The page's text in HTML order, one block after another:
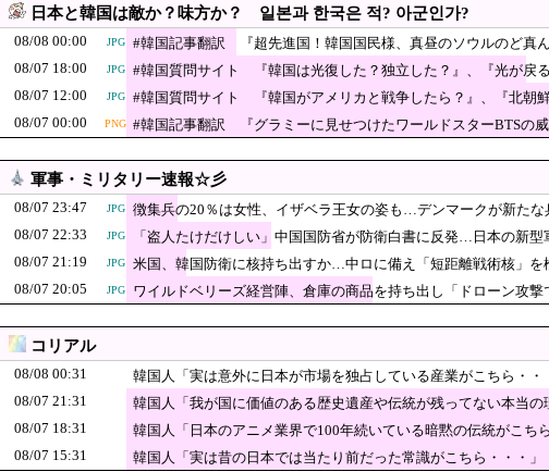
韓国人「日本のアニメ業界で100年続いている暗黙の伝統がこちら・・
JPG 経済大国の日本、世界に売るものがなさすぎて史上初めて韓国台湾に輸出額抜かされ
JPG
【悲報】今度はシャインマスカット約400房が果樹園か
う」
韓国人「韓国人の日本への好感度が最高記録を達成した理由」
化石賞だの御高説を宣っていたヨーロッパ、自分が猛
けてしまい……
PNG
【！】左派「広島平和式典で女子児童を警察が取り押さえて無理矢理
活動家では？」
PNG 【悲報】円安容認派「円安は輸出が伸びで日本経済ホクホク！」⇒ 世
JPG
韓国人「韓国サッカー協会の性接待問題のとんでもな
れ…（ﾌﾞﾙﾌﾞﾙ」＝韓国の反応
JPG #韓国質問サイト 『韓国は光復した？独立した？』、『光が戻るとい
【日本水産物輸入禁止に釈明が必要】 韓国のCPTPP加盟への課題を関西外大教授に聞
【人口】日本人が減り「外国人が増えた」市区町村ランキング…5位は埼玉県川口市、4位
JPG 韓国人「多くを助けられず申し訳ない」交代出場したソン・フンミン、南アフリカ戦敗戦
JPG 【朗報】韓国人「59年やった店の最終日、深夜0時から行列」
JPG 文在寅、航空未経験の娘婿を重役にして収賄で起訴された
中国にて、誰も欲しがらないEVを「売れたこと」にして補助金を騙し取る事案が横行。
日本と韓国は敵か？味方か？ 일본과 한국은 적? 아군인가?
08/08 00:00
JPG
#韓国記事翻訳 『超先進国！韓国国民様、真昼のソウルのど真
08/07 18:00
JPG
#韓国質問サイト 『韓国は光復した？独立した？』、『光が戻
08/07 12:00
JPG
#韓国質問サイト 『韓国がアメリカと戦争したら？』、『北朝
08/07 00:00
PNG #韓国記事翻訳 『グラミーに見せつけたワールドスターBTSの
軍事・ミリタリー速報☆彡
08/07 23:47
JPG
徴集兵の20％は女性、イザベラ王女の姿も…デンマークが新たな
08/07 22:33
JPG
「盗人たけだけしい」中国国防省が防衛白書に反発…日本の新型
08/07 21:19
JPG
米国、韓国防衛に核持ち出すか…中ロに備え「短距離戦術核」を
08/07 20:05
JPG ワイルドベリーズ経営陣、倉庫の商品を持ち出し「ドローン攻
コリアル
08/08 00:31
韓国人「実は意外に日本が市場を独占している産業がこちら・・
08/07 21:31
韓国人「我が国に価値のある歴史遺産や伝統が残ってない本当の
08/07 18:31
韓国人「日本のアニメ業界で100年続いている暗黙の伝統がこち
08/07 15:31
韓国人「実は昔の日本では当たり前だった常識がこちら・・・」